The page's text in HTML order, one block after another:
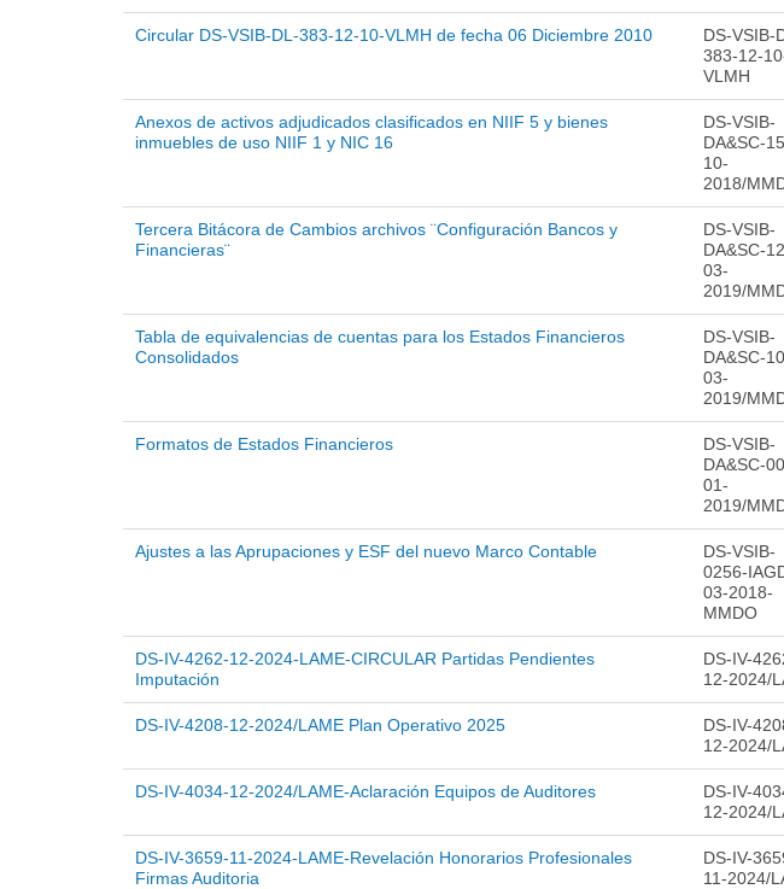
Circular DS-VSIB-DL-383-12-10-VLMH de fecha 06 Diciembre 2010
DS-VSIB-
383-12-
VLMH
Anexos de activos adjudicados clasificados en NIIF 5 y bienes
inmuebles de uso NIIF 1 y NIC 16
DS-VSIB-
DA&SC-
10-
2018/
Tercera Bitácora de Cambios archivos ¨Configuración Bancos y
Financieras¨
DS-VSIB-
DA&SC-
03-
2019/
Tabla de equivalencias de cuentas para los Estados Financieros
Consolidados
DS-VSIB-
DA&SC-
03-
2019/
Formatos de Estados Financieros
DS-VSIB-
DA&SC-
01-
2019/
Ajustes a las Aprupaciones y ESF del nuevo Marco Contable
DS-VSIB-
0256-
03-2018-
MMDO
DS-IV-4262-12-2024-LAME-CIRCULAR Partidas Pendientes
Imputación
DS-IV-
12-2024/
DS-IV-4208-12-2024/LAME Plan Operativo 2025
DS-IV-
12-2024/
DS-IV-4034-12-2024/LAME-Aclaración Equipos de Auditores
DS-IV-
12-2024/
DS-IV-3659-11-2024-LAME-Revelación Honorarios Profesionales
Firmas Auditoria
DS-IV-
11-2024/